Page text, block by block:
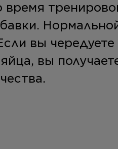
время
вы чередуете
вы